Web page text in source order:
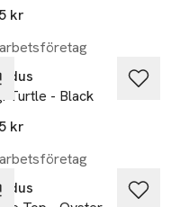
kr
Turtle - Black
kr